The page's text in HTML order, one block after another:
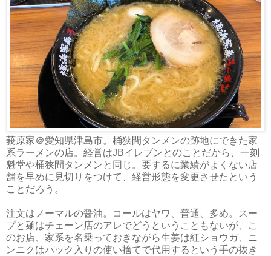
莪原家＠愛知県津島市。桶狭間タンメンの跡地にできた家
系ラーメンの店。経営はJBイレブンとのことだから、一刻
魁堂や桶狭間タンメンと同じ。要するに業績がよくない店
舗を早めに見切りをつけて、経営形態を変更させたという
ことだろう。
注文はノーマルの醤油。コールはヤワ、普通、多め。スー
プと麺はチェーン店のアレでどうということもないが、こ
のお店、家系を名乗っておきながら生姜は紅ショウガ、ニ
ンニクはパック入りの使い捨てで代用するという手の抜き